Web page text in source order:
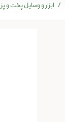
ابزار و وسایل پخت و پز